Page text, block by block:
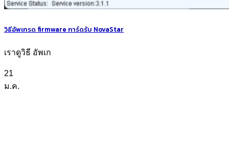
วิธีอัพเกรด firmware การ์ดรับ NovaStar
เราดูวิธี อัพเก
21
ม.ค.